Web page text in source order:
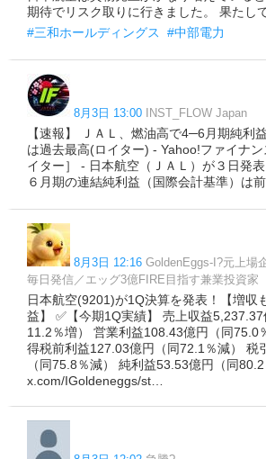
期待でリスク取りに行きました。 果たし
#三和ホールディングス
#中部電力
8月3日 13:00 INST_FLOW Japan
【速報】 ＪＡＬ、燃油高で4─6月期純
は過去最高(ロイター) - Yahoo!ファイ
イター］ - 日本航空（ＪＡＬ）が３日発
６月期の連結純利益（国際会計基準）は
8月3日 12:16 GoldenEggs-I?元上場
毎日発信／エッグ3億FIRE目指す兼業投資家
日本航空(9201)が1Q決算を発表！【増収
益】 ✅【今期1Q実績】 売上収益
11.2％増） 営業利益108.43億円（同75.0
得税前利益127.03億円（同72.1％減） 税
（同75.8％減） 純利益53.53億円（同80.2
x.com/IGoldeneggs/st…